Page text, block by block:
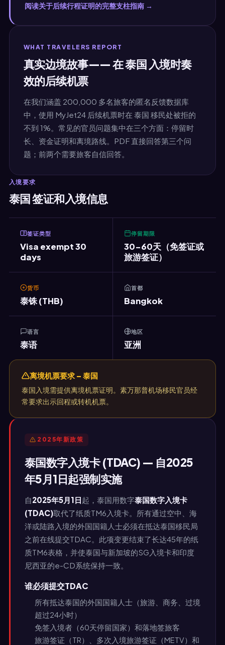
阅读关于后续行程证明的完整支柱指南 →
WHAT TRAVELERS REPORT
真实边境故事—— 在 泰国 入境时奏
效的后续机票
在我们涵盖 200,000 多名旅客的匿名反馈数据库
中，使用 MyJet24 后续机票时在 泰国 移民处被拒的
不到 1%。常见的官员问题集中在三个方面：停留时
长、资金证明和离境路线。PDF 直接回答第三个问
题；前两个需要旅客自信回答。
入境要求
泰国 签证和入境信息
签证类型
Visa exempt 30
days
停留期限
30-60天（免签证或
旅游签证）
货币
泰铢 (THB)
首都
Bangkok
语言
泰语
地区
亚洲
离境机票要求 – 泰国
泰国入境需提供离境机票证明。素万那普机场移民官员经
常要求出示回程或转机机票。
2025年新政策
泰国数字入境卡 (TDAC) — 自2025
年5月1日起强制实施
自2025年5月1日起，泰国用数字泰国数字入境卡
(TDAC)取代了纸质TM6入境卡。所有通过空中、海
洋或陆路入境的外国国籍人士必须在抵达泰国移民局
之前在线提交TDAC。此项变更结束了长达45年的纸
质TM6表格，并使泰国与新加坡的SG入境卡和印度
尼西亚的e-CD系统保持一致。
谁必须提交TDAC
所有抵达泰国的外国国籍人士（旅游、商务、过境
超过24小时）
免签入境者（60天停留国家）和落地签旅客
旅游签证（TR）、多次入境旅游签证（METV）和